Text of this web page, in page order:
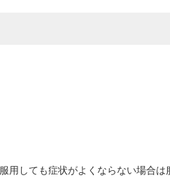
しても症状がよくならない場合は